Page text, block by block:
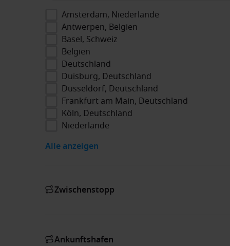
Amsterdam, Niederlande
Antwerpen, Belgien
Basel, Schweiz
Belgien
Deutschland
Duisburg, Deutschland
Düsseldorf, Deutschland
Frankfurt am Main, Deutschland
Köln, Deutschland
Niederlande
Alle anzeigen
Zwischenstopp
Ankunftshafen